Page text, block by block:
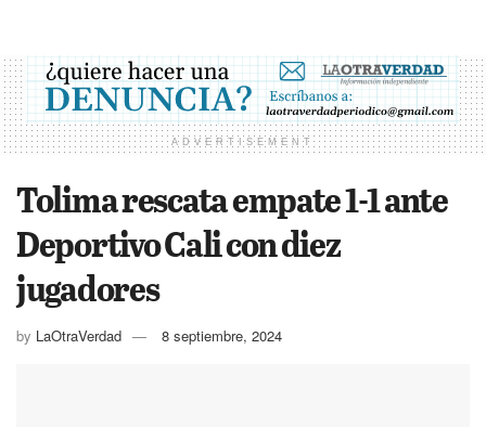
ADVERTISEMENT
Tolima rescata empate 1-1 ante
Deportivo Cali con diez
jugadores
by LaOtraVerdad 8 septiembre, 2024